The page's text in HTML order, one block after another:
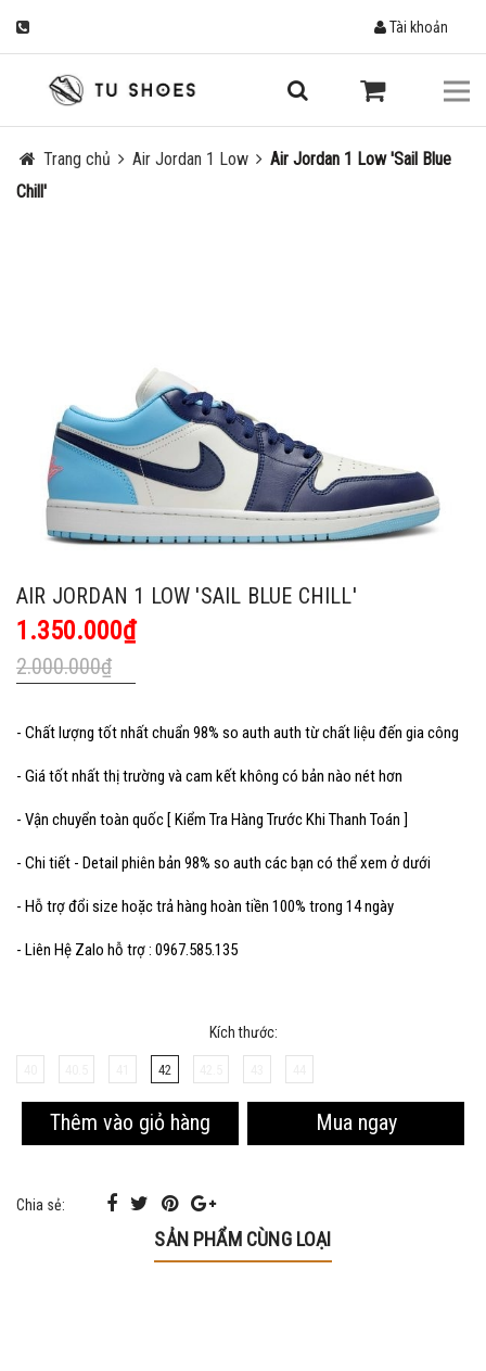
Tài khoản
Trang chủ Air Jordan 1 Low
Air Jordan 1 Low 'Sail Blue
Chill'
AIR JORDAN 1 LOW 'SAIL BLUE CHILL'
1.350.000₫
2.000.000₫
- Chất lượng tốt nhất chuẩn 98% so auth auth từ chất liệu đến gia công
- Giá tốt nhất thị trường và cam kết không có bản nào nét hơn
- Vận chuyển toàn quốc [ Kiểm Tra Hàng Trước Khi Thanh Toán ]
- Chi tiết - Detail phiên bản 98% so auth các bạn có thể xem ở dưới
- Hỗ trợ đổi size hoặc trả hàng hoàn tiền 100% trong 14 ngày
- Liên Hệ Zalo hỗ trợ : 0967.585.135
Kích thước:
42
Thêm vào giỏ hàng Mua ngay
Chia sẻ:
SẢN PHẨM CÙNG LOẠI